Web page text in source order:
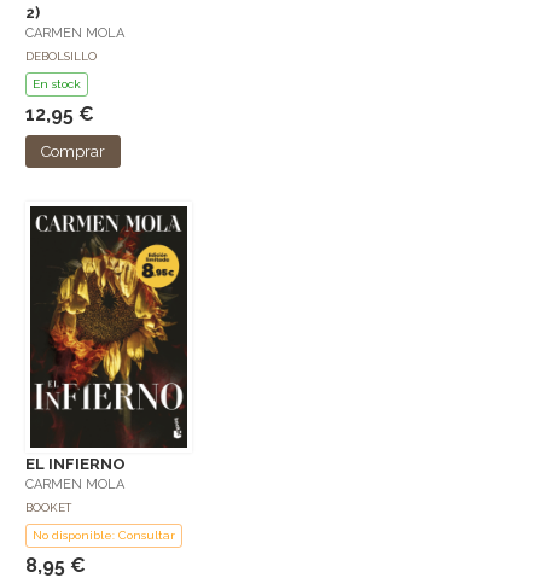
2)
CARMEN MOLA
DEBOLSILLO
En stock
12,95 €
Comprar
EL INFIERNO
CARMEN MOLA
BOOKET
No disponible: Consultar
8,95 €